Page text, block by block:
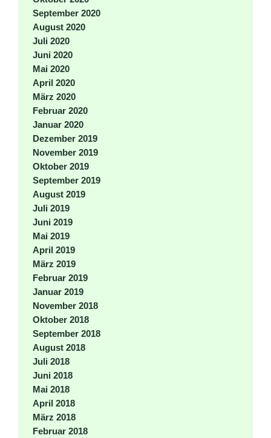
September 2020
August 2020
Juli 2020
Juni 2020
Mai 2020
April 2020
März 2020
Februar 2020
Januar 2020
Dezember 2019
November 2019
Oktober 2019
September 2019
August 2019
Juli 2019
Juni 2019
Mai 2019
April 2019
März 2019
Februar 2019
Januar 2019
November 2018
Oktober 2018
September 2018
August 2018
Juli 2018
Juni 2018
Mai 2018
April 2018
März 2018
Februar 2018